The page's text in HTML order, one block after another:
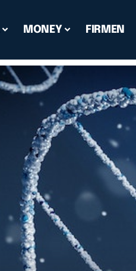
MONEY FIRMEN